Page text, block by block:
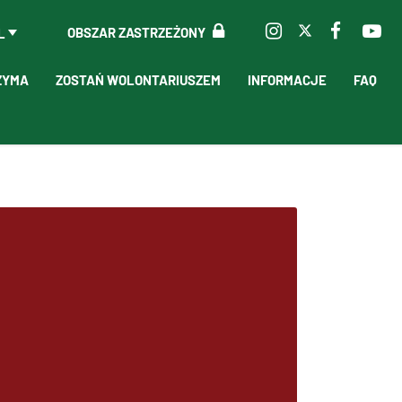
OBSZAR ZASTRZEŻONY
ZOSTAŃ WOLONTARIUSZEM INFORMACJE FAQ